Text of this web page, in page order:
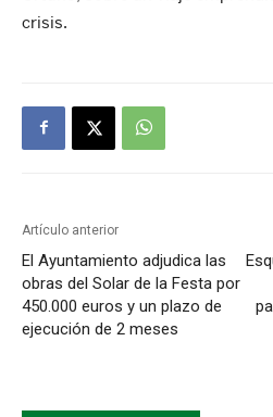
crisis.
Artículo anterior
El Ayuntamiento adjudica las
obras del Solar de la Festa por
450.000 euros y un plazo de
ejecución de 2 meses